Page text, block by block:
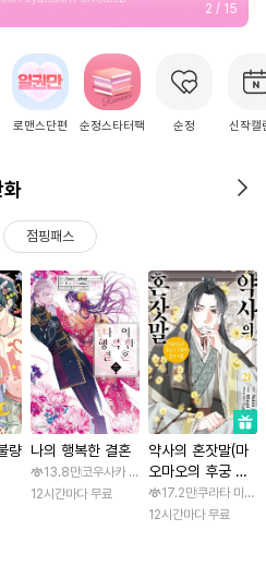
2 / 15
로맨스단편 순정스타터팩 순정 신작캘
화
점핑패스
량 나의 행복한 결혼
13.8만코우사카 리토 / 아기토기 아쿠미
12시간마다 무료
약사의 혼잣말(마
오마오의 후궁 수
수께끼 풀이수첩)
17.2만쿠라타 미노
12시간마다 무료